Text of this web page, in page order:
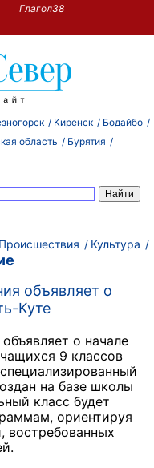
Глагол38
Киренск
Бодайбо
область
Бурятия
Происшествия
Культура
объявляет о
Куте
о начале
9 классов
на базе школы
класс будет
ориентируя
востребованных